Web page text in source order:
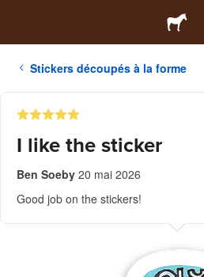
Stickers découpés à la forme
I like the sticker
Ben Soeby 20 mai 2026
Good job on the stickers!